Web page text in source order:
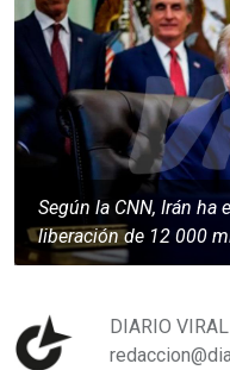
Según la CNN, Irán ha
liberación de 12 000
DIARIO VIRAL